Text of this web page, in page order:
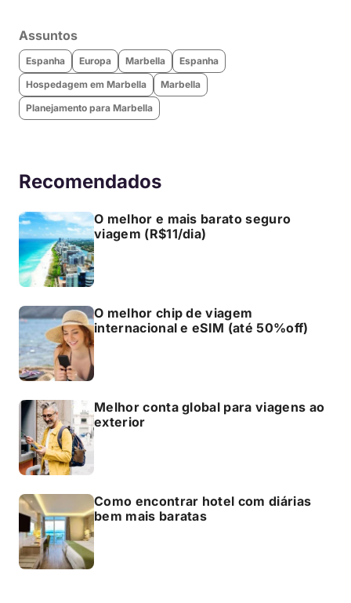
Assuntos
Espanha Europa Marbella
Espanha
Hospedagem em Marbella
Marbella
Planejamento para Marbella
Recomendados
O melhor e mais barato seguro
viagem (R$11/dia)
O melhor chip de viagem
internacional e eSIM (até 50%off)
Melhor conta global para viagens ao
exterior
Como encontrar hotel com diárias
bem mais baratas